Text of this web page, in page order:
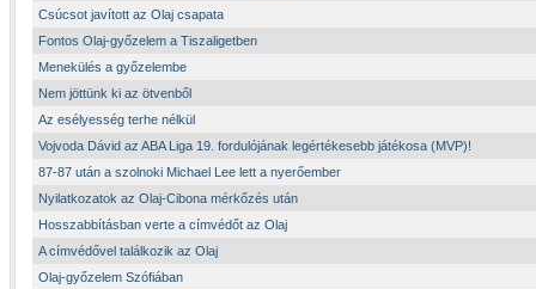
Csúcsot javított az Olaj csapata
Fontos Olaj-győzelem a Tiszaligetben
Menekülés a győzelembe
Nem jöttünk ki az ötvenből
Az esélyesség terhe nélkül
Vojvoda Dávid az ABA Liga 19. fordulójának legértékesebb játékosa (MVP)!
87-87 után a szolnoki Michael Lee lett a nyerőember
Nyilatkozatok az Olaj-Cibona mérkőzés után
Hosszabbításban verte a címvédőt az Olaj
A címvédővel találkozik az Olaj
Olaj-győzelem Szófiában